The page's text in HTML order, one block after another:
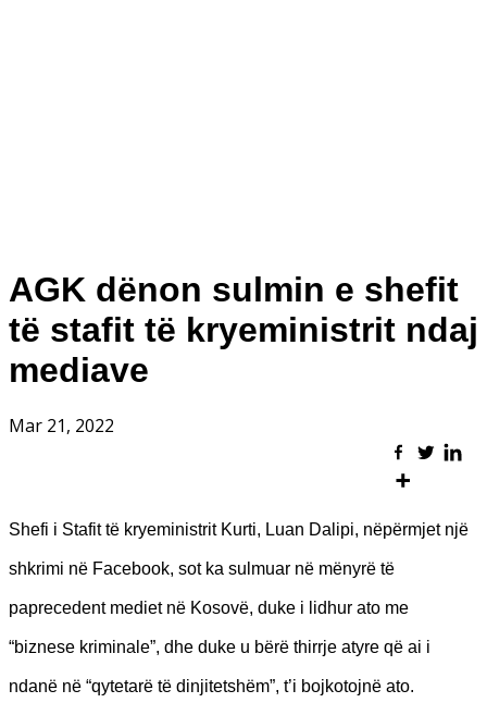
AGK dënon sulmin e shefit
të stafit të kryeministrit ndaj
mediave
Mar 21, 2022
Shefi i Stafit të kryeministrit Kurti, Luan Dalipi, nëpërmjet një
shkrimi në Facebook, sot ka sulmuar në mënyrë të
paprecedent mediet në Kosovë, duke i lidhur ato me
“biznese kriminale”, dhe duke u bërë thirrje atyre që ai i
ndanë në “qytetarë të dinjitetshëm”, t’i bojkotojnë ato.